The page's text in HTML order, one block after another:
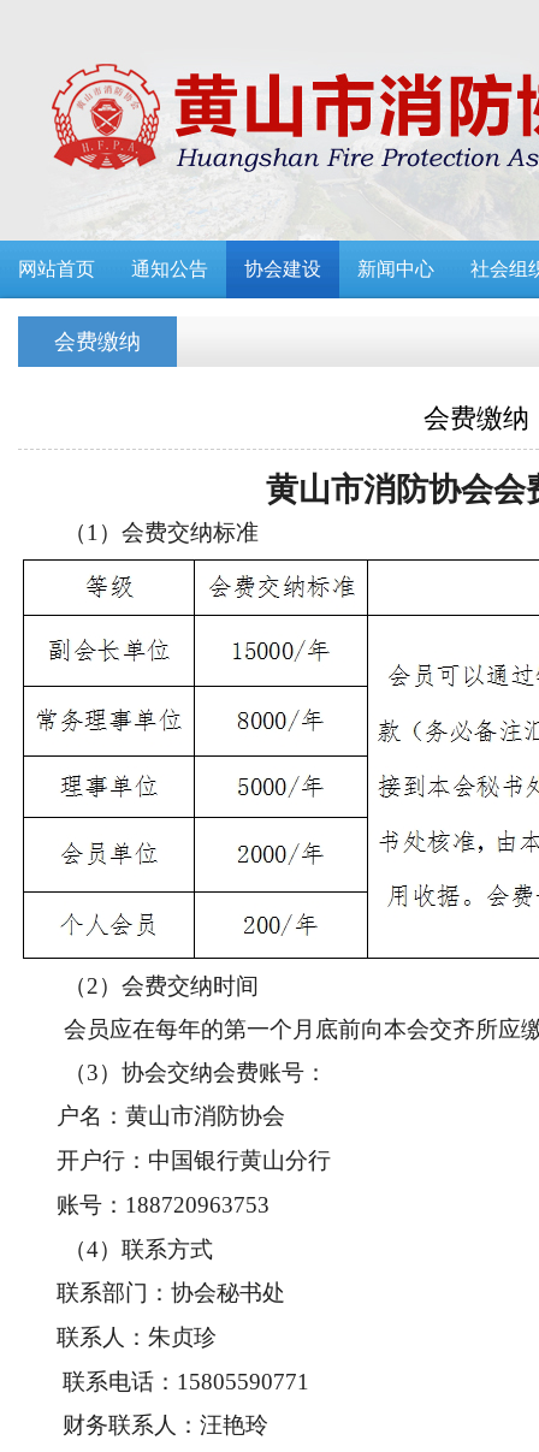
网站首页 通知公告 协会建设 新闻中心 社会组
会费缴纳
会费缴纳
黄山市消防协会会
（1）会费交纳标准
（2）会费交纳时间
会员应在每年的第一个月底前向本会交齐所应
（3） 协会交纳会费账号：
户名：黄山市消防协会
开户行：中国银行黄山分行
账号：188720963753
（4） 联系方式
联系部门：协会秘书处
联系人：朱贞珍
联系电话：15805590771
财务联系人：汪艳玲